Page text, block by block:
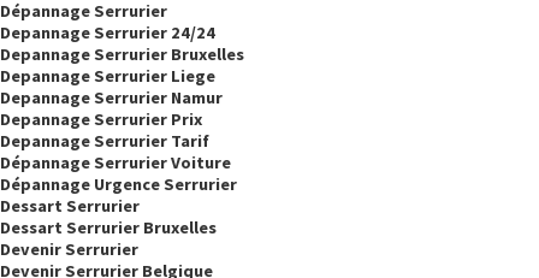
Dépannage Serrurier
Depannage Serrurier 24/24
Depannage Serrurier Bruxelles
Depannage Serrurier Liege
Depannage Serrurier Namur
Depannage Serrurier Prix
Depannage Serrurier Tarif
Dépannage Serrurier Voiture
Dépannage Urgence Serrurier
Dessart Serrurier
Dessart Serrurier Bruxelles
Devenir Serrurier
Devenir Serrurier Belgique